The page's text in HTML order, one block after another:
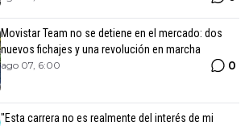
Movistar Team no se detiene en el mercado: dos
nuevos fichajes y una revolución en marcha
ago 07, 6:00 0
"Esta carrera no es realmente del interés de mi